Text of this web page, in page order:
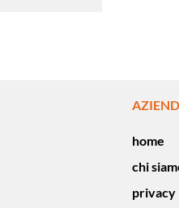
home
chi
privacy